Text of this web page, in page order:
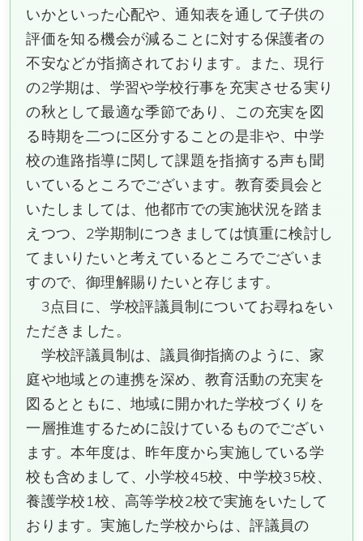
いかといった心配や、通知表を通して子供の
評価を知る機会が減ることに対する保護者の
不安などが指摘されております。また、現行
の2学期は、学習や学校行事を充実させる実り
の秋として最適な季節であり、この充実を図
る時期を二つに区分することの是非や、中学
校の進路指導に関して課題を指摘する声も聞
いているところでございます。教育委員会と
いたしましては、他都市での実施状況を踏ま
えつつ、2学期制につきましては慎重に検討し
てまいりたいと考えているところでございま
すので、御理解賜りたいと存じます。
3点目に、学校評議員制についてお尋ねをい
ただきました。
学校評議員制は、議員御指摘のように、家
庭や地域との連携を深め、教育活動の充実を
図るとともに、地域に開かれた学校づくりを
一層推進するために設けているものでござい
ます。本年度は、昨年度から実施している学
校も含めまして、小学校45校、中学校35校、
養護学校1校、高等学校2校で実施をいたして
おります。実施した学校からは、評議員の